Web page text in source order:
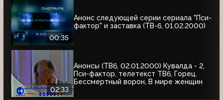
00:35
Анонс следующей серии сериала "Пси-
фактор" и заставка (ТВ-6, 01.02.2000)
02:33
Анонсы (ТВ6, 02.01.2000) Кувалда - 2,
Пси-фактор, телетекст ТВ6, Горец.
Бессмертный ворон, В мире женщин